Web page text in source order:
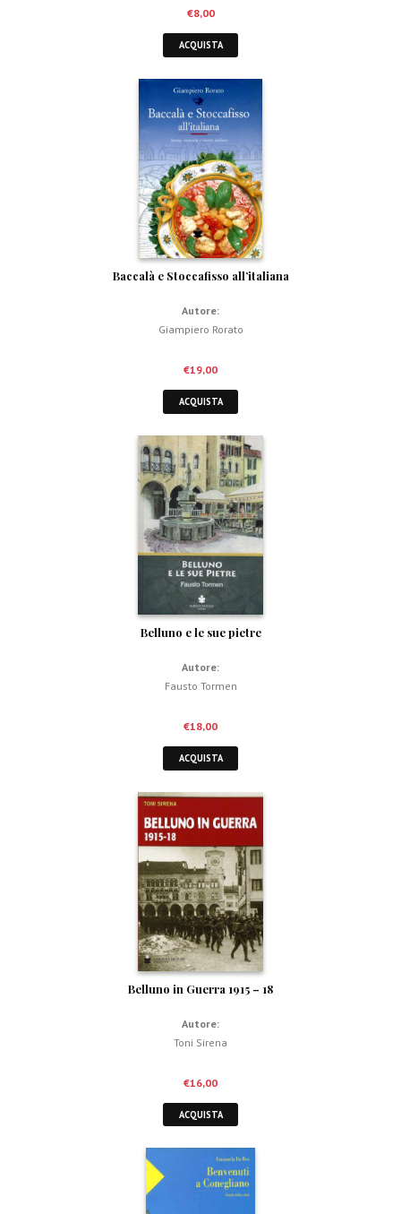
€8,00
ACQUISTA
Baccalà e Stoccafisso all’italiana
Autore:
Giampiero Rorato
€19,00
ACQUISTA
Belluno e le sue pietre
Autore:
Fausto Tormen
€18,00
ACQUISTA
Belluno in Guerra 1915 – 18
Autore:
Toni Sirena
€16,00
ACQUISTA